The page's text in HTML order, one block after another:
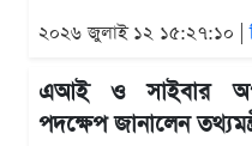
২০২৬ জুলাই ১২ ১৫:২৭:১০ |
এআই ও সাইবার
পদক্ষেপ জানালেন